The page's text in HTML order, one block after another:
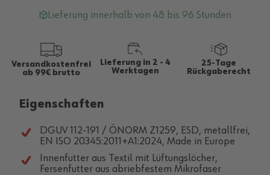
Lieferung innerhalb von 48 bis 96 Stunden
Versandkostenfrei
ab 99€ brutto
Lieferung in 2 - 4
Werktagen
25-Tage
Rückgaberecht
Eigenschaften
DGUV 112-191 / ÖNORM Z1259, ESD, metallfrei,
EN ISO 20345:2011+A1:2024, Made in Europe
Innenfutter aus Textil mit Lüftungslöcher,
Fersenfutter aus abriebfestem Mikrofaser